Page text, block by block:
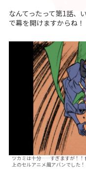
なんてったって第1話、
で幕を開けますからね！
ツカミは十分……すぎますが！！
上のセルアニメ風アバンでした！